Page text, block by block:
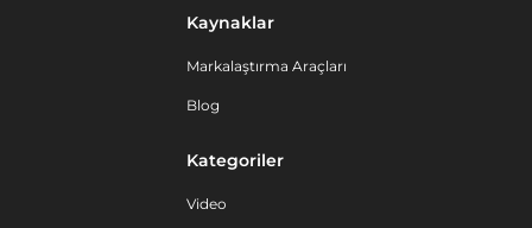
Kaynaklar
Markalaştırma Araçları
Blog
Kategoriler
Video